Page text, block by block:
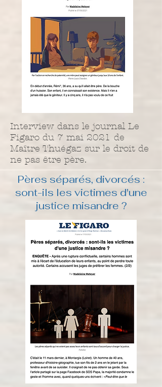
Interview dans le journal Le
Figaro du 7 mai 2021 de
Maître Thuégaz sur le droit de
ne pas être père.
Pères séparés, divorcés :
sont-ils les victimes d'une
justice misandre ?